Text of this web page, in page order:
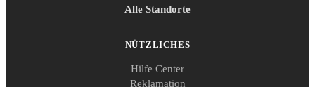
Alle Standorte
NÜTZLICHES
Hilfe Center
Reklamation